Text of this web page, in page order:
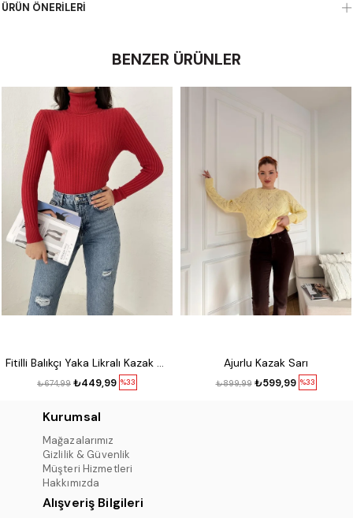
ÜRÜN ÖNERILERI
BENZER ÜRÜNLER
Fitilli Balıkçı Yaka Likralı Kazak Kırmızı
%33
₺449,99
₺674,99
Ajurlu Kazak Sarı
%33
₺599,99
₺899,99
Kurumsal
Mağazalarımız
Gizlilik & Güvenlik
Müşteri Hizmetleri
Hakkımızda
Alışveriş Bilgileri